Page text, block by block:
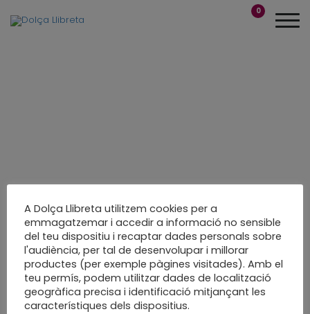
0
Un estiu de paper a
les meves mans
Gira-sols
A Dolça Llibreta utilitzem cookies per a
emmagatzemar i accedir a informació no sensible
del teu dispositiu i recaptar dades personals sobre
l'audiència, per tal de desenvolupar i millorar
productes (per exemple pàgines visitades). Amb el
teu permís, podem utilitzar dades de localització
geogràfica precisa i identificació mitjançant les
característiques dels dispositius.